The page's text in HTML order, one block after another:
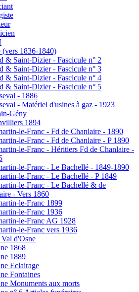
(vers 1836-1840)
& Saint-Dizier - Fascicule n° 2
& Saint-Dizier - Fascicule n° 3
& Saint-Dizier - Fascicule n° 4
& Saint-Dizier - Fascicule n° 5
- 1886
- Matériel d'usines à gaz - 1923
Gény
1894
le-Franc - Fd de Chanlaire - 1890
le-Franc - Fd de Chanlaire - P 1890
le-Franc - Héritiers Fd de Chanlaire -
le-Franc - Le Bachellé - 1849-1890
le-Franc - Le Bachellé - P 1849
le-Franc - Le Bachellé & de
- Vers 1860
le-Franc 1899
le-Franc 1936
le-Franc AG 1928
le-Franc vers 1936
d'Osne
1868
1889
Eclairage
Fontaines
Monuments aux morts